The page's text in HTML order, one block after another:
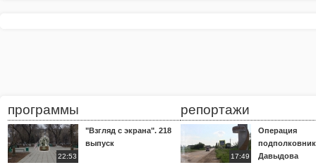
программы
22:53
"Взгляд с экрана". 218
выпуск
репортажи
17:49
Операция
Давыдова